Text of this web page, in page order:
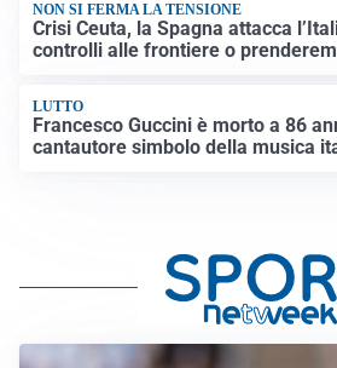
NON SI FERMA LA TENSIONE
Crisi Ceuta, la Spagna attacca
controlli alle frontiere o
LUTTO
Francesco Guccini è morto a 86
cantautore simbolo della musica